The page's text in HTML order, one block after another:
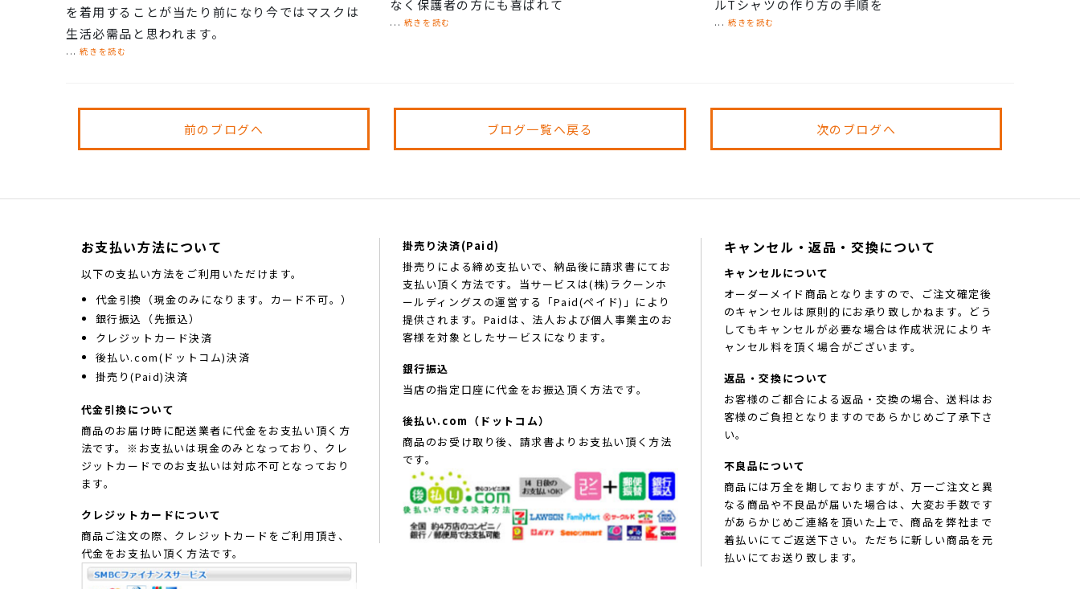
を着用することが当たり前になり今ではマスクは
生活必需品と思われます。
...続きを読む
なく保護者の方にも喜ばれて
... 続きを読む
ルTシャツの作り方の手順を
...続きを読む
前のブログへ ブログ一覧へ戻る 次のブログへ
お支払い方法について
以下の支払い方法をご利用いただけます。
代金引換（現金のみになります。カード不可。）
銀行振込（先振込）
クレジットカード決済
後払い.com(ドットコム)決済
掛売り(Paid)決済
代金引換について
商品のお届け時に配送業者に代金をお支払い頂く方
法です。※お支払いは現金のみとなっており、クレ
ジットカードでのお支払いは対応不可となっており
ます。
クレジットカードについて
商品ご注文の際、クレジットカードをご利用頂き、
代金をお支払い頂く方法です。
掛売り決済(Paid)
掛売りによる締め支払いで、納品後に請求書にてお
支払い頂く方法です。当サービスは(株)ラクーンホ
ールディングスの運営する「Paid(ペイド)」により
提供されます。Paidは、法人および個人事業主のお
客様を対象としたサービスになります。
銀行振込
当店の指定口座に代金をお振込頂く方法です。
後払い.com（ドットコム）
商品のお受け取り後、請求書よりお支払い頂く方法
です。
キャンセル・返品・交換について
キャンセルについて
オーダーメイド商品となりますので、ご注文確定後
のキャンセルは原則的にお承り致しかねます。どう
してもキャンセルが必要な場合は作成状況によりキ
ャンセル料を頂く場合がございます。
返品・交換について
お客様のご都合による返品・交換の場合、送料はお
客様のご負担となりますのであらかじめご了承下さ
い。
不良品について
商品には万全を期しておりますが、万一ご注文と異
なる商品や不良品が届いた場合は、大変お手数です
があらかじめご連絡を頂いた上で、商品を弊社まで
着払いにてご返送下さい。ただちに新しい商品を元
払いにてお送り致します。